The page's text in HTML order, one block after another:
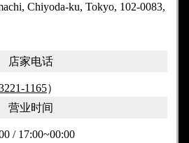
Chiyoda-ku, Tokyo, 102-0083,
店家电话
1165）
营业时间
/ 17:00~00:00